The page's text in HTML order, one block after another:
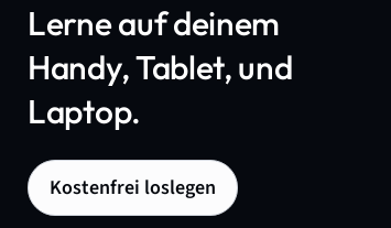
Lerne auf deinem
Handy, Tablet, und
Laptop.
Kostenfrei loslegen